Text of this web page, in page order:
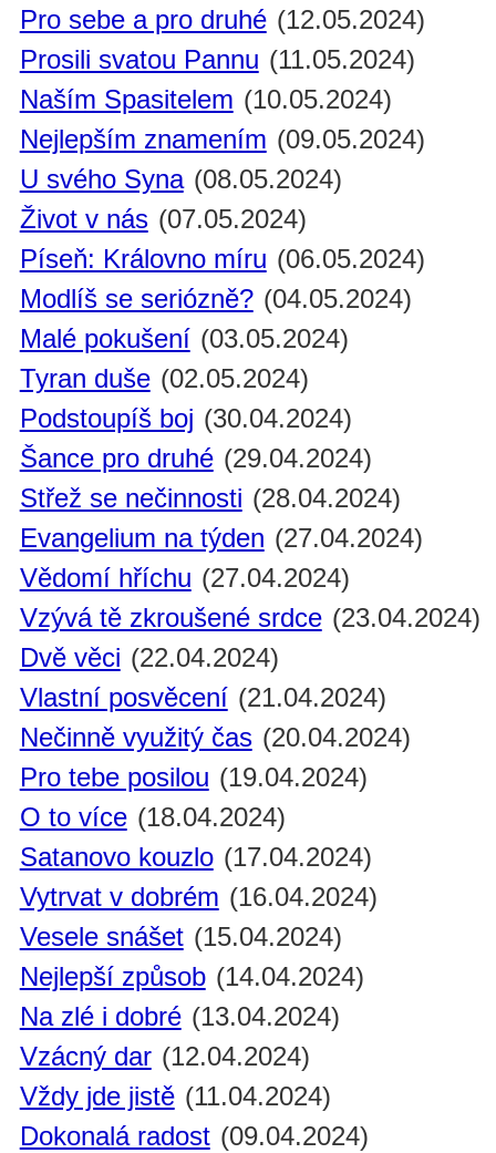
Pro sebe a pro druhé (12.05.2024)
Prosili svatou Pannu (11.05.2024)
Naším Spasitelem (10.05.2024)
Nejlepším znamením (09.05.2024)
U svého Syna (08.05.2024)
Život v nás (07.05.2024)
Píseň: Královno míru (06.05.2024)
Modlíš se seriózně? (04.05.2024)
Malé pokušení (03.05.2024)
Tyran duše (02.05.2024)
Podstoupíš boj (30.04.2024)
Šance pro druhé (29.04.2024)
Střež se nečinnosti (28.04.2024)
Evangelium na týden (27.04.2024)
Vědomí hříchu (27.04.2024)
Vzývá tě zkroušené srdce (23.04.2024)
Dvě věci (22.04.2024)
Vlastní posvěcení (21.04.2024)
Nečinně využitý čas (20.04.2024)
Pro tebe posilou (19.04.2024)
O to více (18.04.2024)
Satanovo kouzlo (17.04.2024)
Vytrvat v dobrém (16.04.2024)
Vesele snášet (15.04.2024)
Nejlepší způsob (14.04.2024)
Na zlé i dobré (13.04.2024)
Vzácný dar (12.04.2024)
Vždy jde jistě (11.04.2024)
Dokonalá radost (09.04.2024)